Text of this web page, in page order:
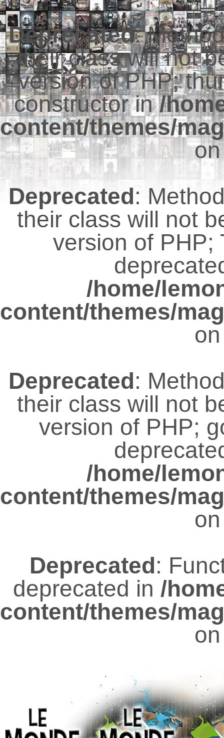
Deprecated:
their class will not
version of PHP;
constructor in/
content/themes/
Deprecated:
their class will not
version of PHP;
/home/
content/themes/
Deprecated:
their class will not
version of PHP;
/home/
content/themes/
Deprecated:
deprecated in /
content/themes/